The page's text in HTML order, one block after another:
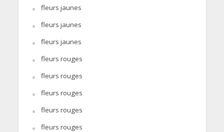
fleurs jaunes
fleurs jaunes
fleurs jaunes
fleurs rouges
fleurs rouges
fleurs rouges
fleurs rouges
fleurs rouges